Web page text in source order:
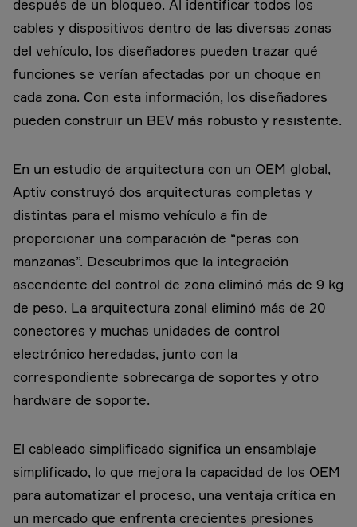
después de un bloqueo. Al identificar todos los
cables y dispositivos dentro de las diversas zonas
del vehículo, los diseñadores pueden trazar qué
funciones se verían afectadas por un choque en
cada zona. Con esta información, los diseñadores
pueden construir un BEV más robusto y resistente.
En un estudio de arquitectura con un OEM global,
Aptiv construyó dos arquitecturas completas y
distintas para el mismo vehículo a fin de
proporcionar una comparación de “peras con
manzanas”. Descubrimos que la integración
ascendente del control de zona eliminó más de 9 kg
de peso. La arquitectura zonal eliminó más de 20
conectores y muchas unidades de control
electrónico heredadas, junto con la
correspondiente sobrecarga de soportes y otro
hardware de soporte.
El cableado simplificado significa un ensamblaje
simplificado, lo que mejora la capacidad de los OEM
para automatizar el proceso, una ventaja crítica en
un mercado que enfrenta crecientes presiones